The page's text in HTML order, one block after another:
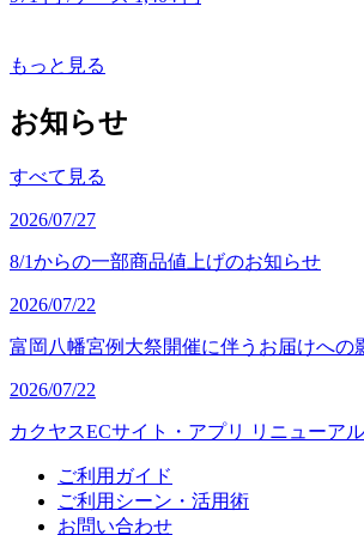
もっと見る
お知らせ
すべて見る
2026/07/27
8/1からの一部商品値上げのお知らせ
2026/07/22
富岡八幡宮例大祭開催に伴うお届けへの
2026/07/22
カクヤスECサイト・アプリ リニューア
ご利用ガイド
ご利用シーン・活用術
お問い合わせ